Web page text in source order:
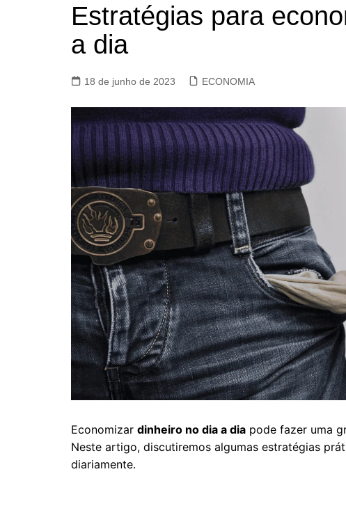
Estratégias para
a dia
18 de junho de 2023 ECONOMIA
Economizar dinheiro no dia a dia pode fazer uma
Neste artigo, discutiremos algumas estratégias
diariamente.